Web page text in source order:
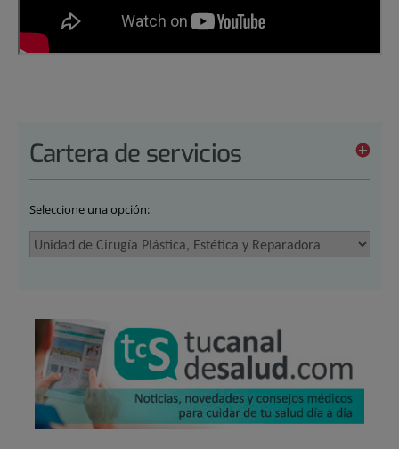
Cartera de servicios
Seleccione una opción: